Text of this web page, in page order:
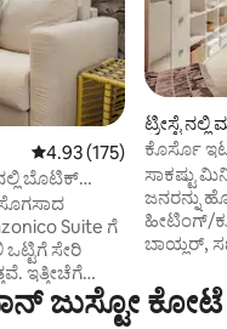
5 ರಲ್ಲಿ 4.93 ಸರಾಸರಿ
4.93 (175)
ಬೊಟಿಕ್
Suite ಗೆ
ಒಟ್ಟಿಗೆ ಸೇರಿ
ಸುಸಜ್ಜಿತ
ಪ್ರೇರಿತ
ಟ್ರೀಸ್ಟೆ ನಲ್ಲಿ
ಕೊರ್ಸೊ
ನಿಮಿಷಗಳ
ಸಾಕಷ್ಟು
ಜನರನ್ನು
ಹೀಟಿಂಗ್/
ಬಾಯ್ಲರ್,
ವಾಶ್‌ಮೆಷಿನ್
ಜುಸ್ಟೋ